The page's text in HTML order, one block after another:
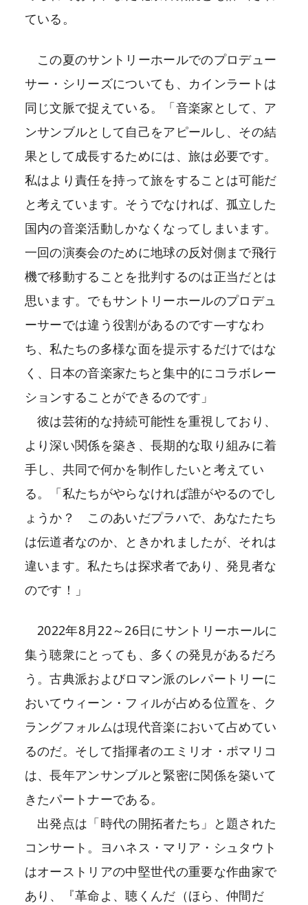
ている。
この夏のサントリーホールでのプロデュー
サー・シリーズについても、カインラートは
同じ文脈で捉えている。「音楽家として、ア
ンサンブルとして自己をアピールし、その結
果として成長するためには、旅は必要です。
私はより責任を持って旅をすることは可能だ
と考えています。そうでなければ、孤立した
国内の音楽活動しかなくなってしまいます。
一回の演奏会のために地球の反対側まで飛行
機で移動することを批判するのは正当だとは
思います。でもサントリーホールのプロデュ
ーサーでは違う役割があるのです―すなわ
ち、私たちの多様な面を提示するだけではな
く、日本の音楽家たちと集中的にコラボレー
ションすることができるのです」
彼は芸術的な持続可能性を重視しており、
より深い関係を築き、長期的な取り組みに着
手し、共同で何かを制作したいと考えてい
る。「私たちがやらなければ誰がやるのでし
ょうか？ このあいだプラハで、あなたたち
は伝道者なのか、ときかれましたが、それは
違います。私たちは探求者であり、発見者な
のです！」
2022年8月22～26日にサントリーホールに
集う聴衆にとっても、多くの発見があるだろ
う。古典派およびロマン派のレパートリーに
おいてウィーン・フィルが占める位置を、ク
ラングフォルムは現代音楽において占めてい
るのだ。そして指揮者のエミリオ・ポマリコ
は、長年アンサンブルと緊密に関係を築いて
きたパートナーである。
出発点は「時代の開拓者たち」と題された
コンサート。ヨハネス・マリア・シュタウト
はオーストリアの中堅世代の重要な作曲家で
あり、『革命よ、聴くんだ（ほら、仲間だ